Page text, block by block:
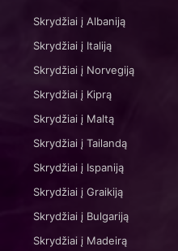
Skrydžiai į Albaniją
Skrydžiai į Italiją
Skrydžiai į Norvegiją
Skrydžiai į Kiprą
Skrydžiai į Maltą
Skrydžiai į Tailandą
Skrydžiai į Ispaniją
Skrydžiai į Graikiją
Skrydžiai į Bulgariją
Skrydžiai į Madeirą